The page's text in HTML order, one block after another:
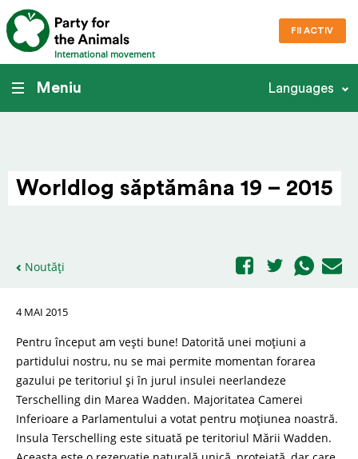
International movement
FII ACTIV
Meniu Languages
Worldlog săptămâna 19 – 2015
Noutăți
4 MAI 2015
Pentru început am vești bune! Datorită unei moțiuni a
partidului nostru, nu se mai permite momentan forarea
gazului pe teritoriul și în jurul insulei neerlandeze
Terschelling din Marea Wadden. Majoritatea Camerei
Inferioare a Parlamentului a votat pentru moțiunea noastră.
Insula Terschelling este situată pe teritoriul Mării Wadden.